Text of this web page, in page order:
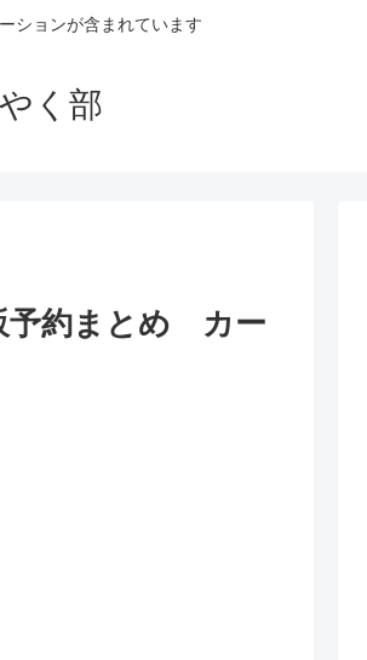
ションが含まれています
く部
予約まとめ カー